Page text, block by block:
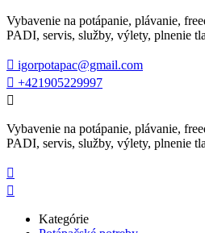
Vybavenie na potápanie, plávanie,
PADI, servis, služby, výlety, plnenie
 igorpotapac@gmail.com
 +421905229997

Vybavenie na potápanie, plávanie,
PADI, servis, služby, výlety, plnenie


Kategórie